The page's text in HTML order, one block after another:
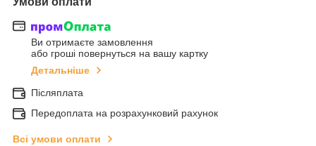
Ви отримаєте замовлення
або гроші повернуться на вашу картку
Детальніше
Післяплата
Передоплата на розрахунковий рахунок
Всі умови оплати